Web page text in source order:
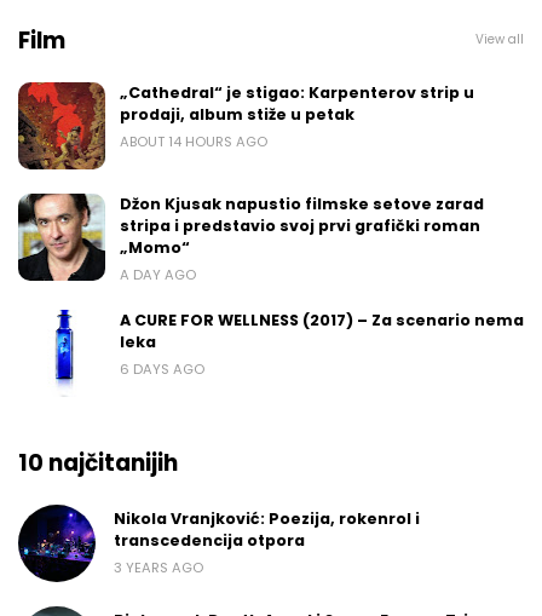
Film View all
„Cathedral“ je stigao: Karpenterov strip u
prodaji, album stiže u petak
ABOUT 14 HOURS AGO
Džon Kjusak napustio filmske setove zarad
stripa i predstavio svoj prvi grafički roman
„Momo“
A DAY AGO
A CURE FOR WELLNESS (2017) – Za scenario nema
leka
6 DAYS AGO
10 najčitanijih
Nikola Vranjković: Poezija, rokenrol i
transcedencija otpora
3 YEARS AGO